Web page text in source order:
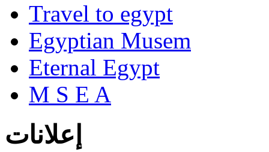
Travel to egypt
Egyptian Musem
Eternal Egypt
M S E A
إعلانات